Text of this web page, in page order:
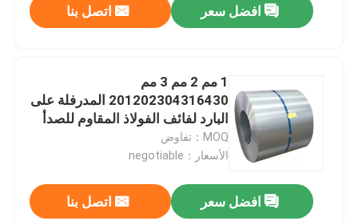
افضل سعر اتصل بنا
1 مم 2 مم 3 مم
201202304316430 المدرفلة على
البارد لفائف الفولاذ المقاوم للصدأ
الشريط المعدني 2B السطح
MOQ：تفاوض
الأسعار：negotiable
افضل سعر اتصل بنا